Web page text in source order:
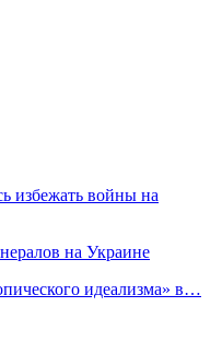
избежать войны на
на Украине
идеализма» в…